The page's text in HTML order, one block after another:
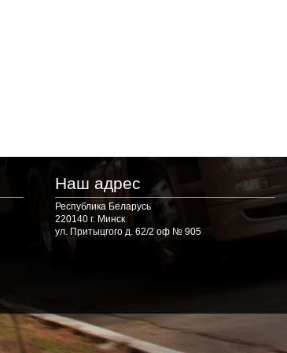
Наш адрес
Республика Беларусь
220140 г. Минск
ул. Притыцгого д. 62/2 оф № 905